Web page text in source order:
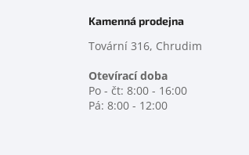
Kamenná prodejna
Tovární 316, Chrudim
Otevírací doba
Po - čt: 8:00 - 16:00
Pá: 8:00 - 12:00